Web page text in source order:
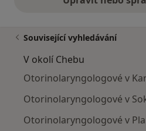
Související vyhledávání
V okolí Chebu
Otorinolaryngologové v
Otorinolaryngologové v
Otorinolaryngologové v